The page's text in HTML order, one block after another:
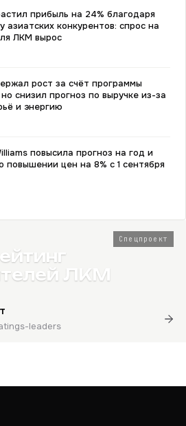
прибыль на 24% благодаря
азиатских конкурентов: спрос на
ЛКМ вырос
рост за счёт программы
снизил прогноз по выручке из-за
и энергию
повысила прогноз на год и
повышении цен на 8% с 1 сентября
Спецпроект
ЛКМ
leaders